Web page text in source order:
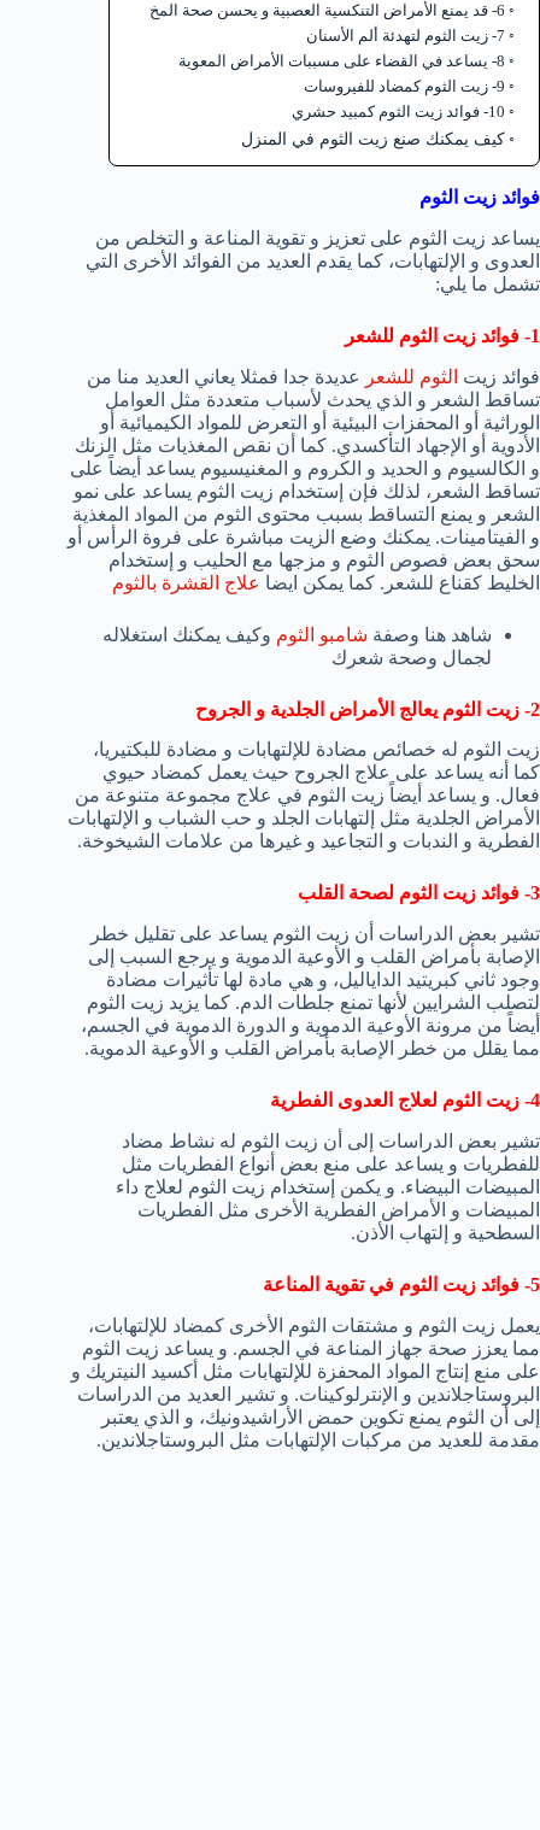
6- قد يمنع الأمراض التنكسية العصبية و يحسن صحة المخ
7- زيت الثوم لتهدئة ألم الأسنان
8- يساعد في القضاء على مسببات الأمراض المعوية
9- زيت الثوم كمضاد للفيروسات
10- فوائد زيت الثوم كمبيد حشري
كيف يمكنك صنع زيت الثوم في المنزل
فوائد زيت الثوم
يساعد زيت الثوم على تعزيز و تقوية المناعة و التخلص من
العدوى و الإلتهابات، كما يقدم العديد من الفوائد الأخرى التي
تشمل ما يلي:
1- فوائد زيت الثوم للشعر
فوائد زيت الثوم للشعر
عديدة جدا فمثلا يعاني العديد منا من
تساقط الشعر و الذي يحدث لأسباب متعددة مثل العوامل
الوراثية أو المحفزات البيئية أو التعرض للمواد الكيميائية أو
الأدوية أو الإجهاد التأكسدي. كما أن نقص المغذيات مثل الزنك
و الكالسيوم و الحديد و الكروم و المغنيسيوم يساعد أيضاً على
تساقط الشعر، لذلك فإن إستخدام زيت الثوم يساعد على نمو
الشعر و يمنع التساقط بسبب محتوى الثوم من المواد المغذية
و الفيتامينات. يمكنك وضع الزيت مباشرة على فروة الرأس أو
سحق بعض فصوص الثوم و مزجها مع الحليب و إستخدام
الخليط كقناع للشعر. كما يمكن ايضا علاج القشرة بالثوم
شاهد هنا وصفة شامبو الثوم وكيف يمكنك استغلاله
لجمال وصحة شعرك
2- زيت الثوم يعالج الأمراض الجلدية و الجروح
زيت الثوم له خصائص مضادة للإلتهابات و مضادة للبكتيريا،
كما أنه يساعد على علاج الجروح حيث يعمل كمضاد حيوي
فعال. و يساعد أيضاً زيت الثوم في علاج مجموعة متنوعة من
الأمراض الجلدية مثل إلتهابات الجلد و حب الشباب و الإلتهابات
الفطرية و الندبات و التجاعيد و غيرها من علامات الشيخوخة.
3- فوائد زيت الثوم لصحة القلب
تشير بعض الدراسات أن زيت الثوم يساعد على تقليل خطر
الإصابة بأمراض القلب و الأوعية الدموية و يرجع السبب إلى
وجود ثاني كبريتيد الداياليل، و هي مادة لها تأثيرات مضادة
لتصلب الشرايين لأنها تمنع جلطات الدم. كما يزيد زيت الثوم
أيضاً من مرونة الأوعية الدموية و الدورة الدموية في الجسم،
مما يقلل من خطر الإصابة بأمراض القلب و الأوعية الدموية.
4- زيت الثوم لعلاج العدوى الفطرية
تشير بعض الدراسات إلى أن زيت الثوم له نشاط مضاد
للفطريات و يساعد على منع بعض أنواع الفطريات مثل
المبيضات البيضاء. و يكمن إستخدام زيت الثوم لعلاج داء
المبيضات و الأمراض الفطرية الأخرى مثل الفطريات
السطحية و إلتهاب الأذن.
5- فوائد زيت الثوم في تقوية المناعة
يعمل زيت الثوم و مشتقات الثوم الأخرى كمضاد للإلتهابات،
مما يعزز صحة جهاز المناعة في الجسم. و يساعد زيت الثوم
على منع إنتاج المواد المحفزة للإلتهابات مثل أكسيد النيتريك و
البروستاجلاندين و الإنترلوكينات. و تشير العديد من الدراسات
إلى أن الثوم يمنع تكوين حمض الأراشيدونيك، و الذي يعتبر
مقدمة للعديد من مركبات الإلتهابات مثل البروستاجلاندين.